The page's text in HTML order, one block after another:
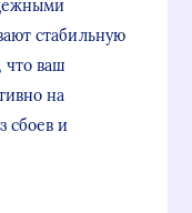
стабильную
что ваш
на
сбоев и